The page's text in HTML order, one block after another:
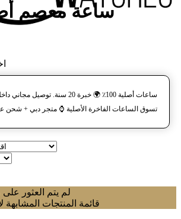
ساعة معصم
ساعات أصلية 100٪ 🌍 خبرة 20 سنة. توصيل مجاني داخل الإمارات.
تسوق الساعات الفاخرة الأصلية ⌚️ متجر دبي + شحن
لم يتم العثور
قائمة المنتجات المشابهة